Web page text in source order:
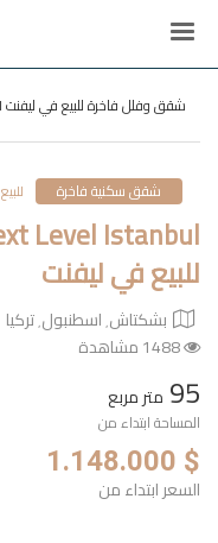
Next Level Istanbul شقق وفلل فاخرة للبيع في ليفنت
شقق سكنية فاخرة للبيع
للبيع في ليفنت
بشكتاش٬ اسطنبول٬ تركيا
95 متر مربع
المساحة ابتداء من
$ 1.148.000
السعر ابتداء من